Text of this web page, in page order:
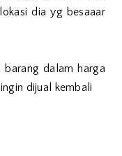
dia yg besaaar
barang dalam harga
dijual kembali